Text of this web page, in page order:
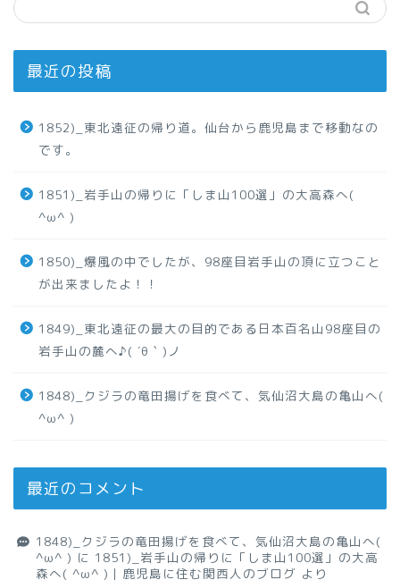
最近の投稿
1852)_東北遠征の帰り道。仙台から鹿児島まで移動なの
です。
1851)_岩手山の帰りに「しま山100選」の大高森へ(
^ω^ )
1850)_爆風の中でしたが、98座目岩手山の頂に立つこと
が出来ましたよ！！
1849)_東北遠征の最大の目的である日本百名山98座目の
岩手山の麓へ♪( ´θ｀)ノ
1848)_クジラの竜田揚げを食べて、気仙沼大島の亀山へ(
^ω^ )
最近のコメント
1848)_クジラの竜田揚げを食べて、気仙沼大島の亀山へ(
^ω^ ) に 1851)_岩手山の帰りに「しま山100選」の大高
森へ( ^ω^ )｜鹿児島に住む関西人のブログ より